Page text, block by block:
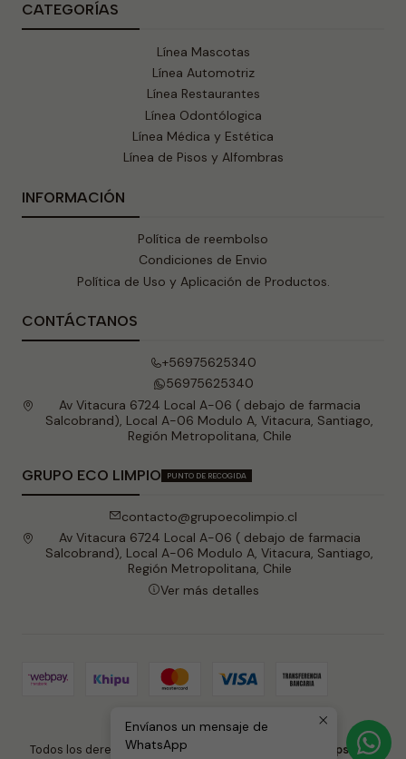
CATEGORÍAS
Línea Mascotas
Línea Automotriz
Línea Restaurantes
Línea Odontólogica
Línea Médica y Estética
Línea de Pisos y Alfombras
INFORMACIÓN
Política de reembolso
Condiciones de Envio
Política de Uso y Aplicación de Productos.
CONTÁCTANOS
+56975625340
56975625340
Av Vitacura 6724 Local A-06 ( debajo de farmacia
Salcobrand), Local A-06 Modulo A, Vitacura, Santiago,
Región Metropolitana, Chile
GRUPO ECO LIMPIO PUNTO DE RECOGIDA
contacto@grupoecolimpio.cl
Av Vitacura 6724 Local A-06 ( debajo de farmacia
Salcobrand), Local A-06 Modulo A, Vitacura, Santiago,
Región Metropolitana, Chile
Ver más detalles
2026 Grupo Eco Limpio .
Todos los derechos reservados.
Desarrollado por Jumpseller.
Envíanos un mensaje de
WhatsApp